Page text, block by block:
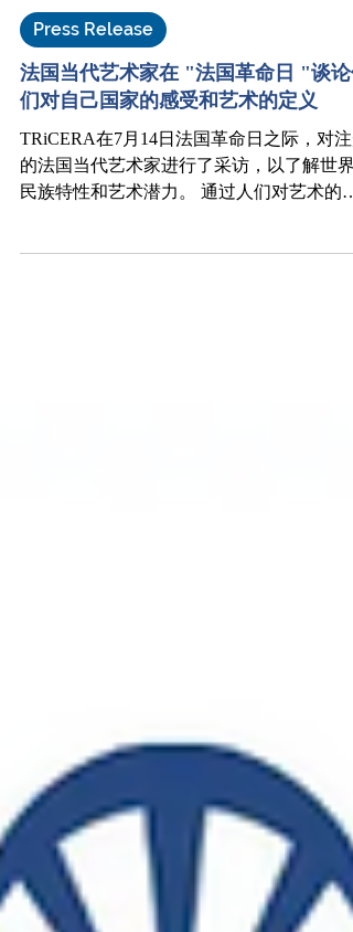
2022年7月15日
Press Release
法国当代艺术家在 "法国革命日 "谈论
们对自己国家的感受和艺术的定义
TRiCERA在7月14日法国革命日之际，对注
的法国当代艺术家进行了采访，以了解世界
国界参与，TRiCERA旨在促进对其他国家的